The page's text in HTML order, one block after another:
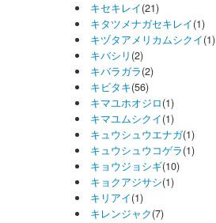
キセキレイ(21)
キタツメナガセキレイ(1)
キヅタアメリカムシクイ(1)
キバシリ (2)
キバラガラ(2)
キビタキ(56)
キマユホオジロ(1)
キマユムシクイ(1)
キュウシュウエナガ(1)
キュウシュウコゲラ(1)
キョウジョシギ(10)
キョクアジサシ(1)
キリアイ(1)
キレンジャク(7)